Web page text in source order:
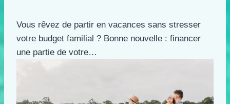
Vous rêvez de partir en vacances sans stresser
votre budget familial ? Bonne nouvelle : financer
une partie de votre…